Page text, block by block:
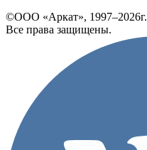
©ООО «Аркат», 1997–2026г.
Все права защищены.